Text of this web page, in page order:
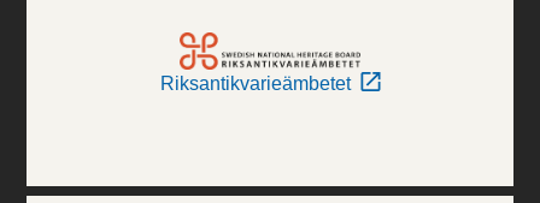
Riksantikvarieämbetet